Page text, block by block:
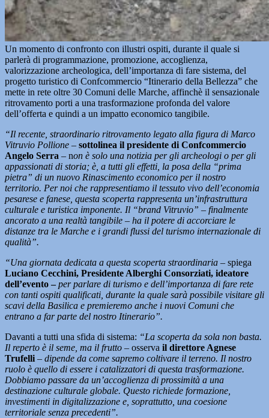
Un momento di confronto con illustri ospiti, durante il quale si
parlerà di programmazione, promozione, accoglienza,
valorizzazione archeologica, dell’importanza di fare sistema, del
progetto turistico di Confcommercio “Itinerario della Bellezza” che
mette in rete oltre 30 Comuni delle Marche, affinchè il sensazionale
ritrovamento porti a una trasformazione profonda del valore
dell’offerta e quindi a un impatto economico tangibile.
“Il recente, straordinario ritrovamento legato alla figura di Marco
Vitruvio Pollione – sottolinea il presidente di Confcommercio
Angelo Serra – non è solo una notizia per gli archeologi o per gli
appassionati di storia; è, a tutti gli effetti, la posa della “prima
pietra” di un nuovo Rinascimento economico per il nostro
territorio. Per noi che rappresentiamo il tessuto vivo dell’economia
pesarese e fanese, questa scoperta rappresenta un’infrastruttura
culturale e turistica imponente. Il “brand Vitruvio” – finalmente
ancorato a una realtà tangibile – ha il potere di accorciare le
distanze tra le Marche e i grandi flussi del turismo internazionale di
qualità”.
“Una giornata dedicata a questa scoperta straordinaria – spiega
Luciano Cecchini, Presidente Alberghi Consorziati, ideatore
dell’evento – per parlare di turismo e dell’importanza di fare rete
con tanti ospiti qualificati, durante la quale sarà possibile visitare gli
scavi della Basilica e premieremo anche i nuovi Comuni che
entrano a far parte del nostro Itinerario”.
Davanti a tutti una sfida di sistema: “La scoperta da sola non basta.
Il reperto è il seme, ma il frutto – osserva il direttore Agnese
Trufelli – dipende da come sapremo coltivare il terreno. Il nostro
ruolo è quello di essere i catalizzatori di questa trasformazione.
Dobbiamo passare da un’accoglienza di prossimità a una
destinazione culturale globale. Questo richiede formazione,
investimenti in digitalizzazione e, soprattutto, una coesione
territoriale senza precedenti”.